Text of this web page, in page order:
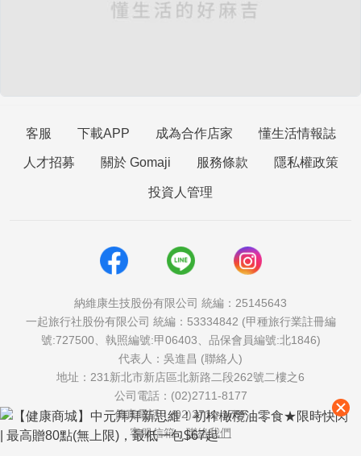
客服 下載APP 成為合作店家 懂生活情報誌
人才招募 關於 Gomaji 服務條款 隱私權政策
投資人管理
納維康生技股份有限公司 統編：25145643
一起旅行社股份有限公司 統編：53334842 (甲種旅行業註冊編
號:727500、執照編號:甲06403、品保會員編號:北1846)
代表人：吳進昌 (聯絡人)
地址：231新北市新店區北新路二段262號二樓之6
公司電話：(02)2711-8177
傳真電話：(02)2711-1757
客服信箱：聯絡我們